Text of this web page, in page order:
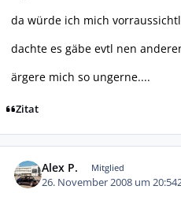
da würde ich mich
dachte es gäbe evtl nen
ärgere mich so ungerne....
Zitat
Alex P. Mitglied
26. November 2008 um 20:54